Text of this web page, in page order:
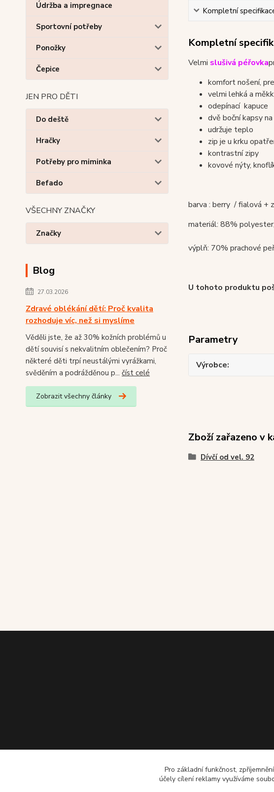
Údržba a impregnace
Sportovní potřeby
Ponožky
Čepice
JEN PRO DĚTI
Do deště
Hračky
Potřeby pro miminka
Befado
VŠECHNY ZNAČKY
Značky
Blog
27.03.2026
Zdravé oblékání dětí: Proč kvalita
rozhoduje víc, než si myslíme
Věděli jste, že až 30% kožních problémů u
dětí souvisí s nekvalitním oblečením? Proč
některé děti trpí neustálými vyrážkami,
svěděním a podrážděnou p... číst celé
Zobrazit všechny články
Kompletní
Kompletní
Velmi slušivá péřovka
komfort nošení,
velmi lehká a
odepínací kapuce
dvě boční kapsy
udržuje teplo
zip je u krku
kontrastní zipy
kovové nýty,
barva : berry / fialová +
materiál: 88%
výplň: 70% prachové
U tohoto produktu
Parametry
Výrobce
Zboží zařazeno v
Dívčí od vel. 92
Pro základní funkčnost,
účely cílení reklamy využíváme